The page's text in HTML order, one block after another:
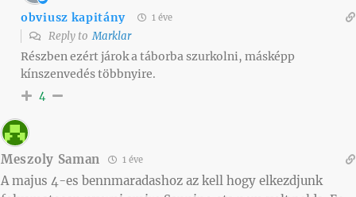
obviusz kapitány 1 éve
Reply toMarklar
Részben ezért járok a táborba szurkolni, másképp
kínszenvedés többnyire.
4
Meszoly Saman 1 éve
A majus 4-es bennmaradashoz az kell hogy elkezdjunk